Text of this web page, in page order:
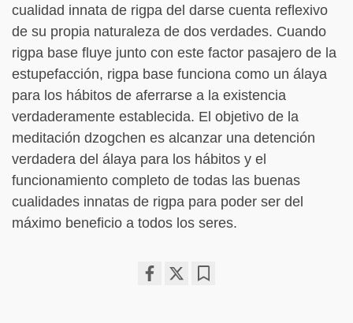
cualidad innata de rigpa del darse cuenta reflexivo
de su propia naturaleza de dos verdades. Cuando
rigpa base fluye junto con este factor pasajero de la
estupefacción, rigpa base funciona como un álaya
para los hábitos de aferrarse a la existencia
verdaderamente establecida. El objetivo de la
meditación dzogchen es alcanzar una detención
verdadera del álaya para los hábitos y el
funcionamiento completo de todas las buenas
cualidades innatas de rigpa para poder ser del
máximo beneficio a todos los seres.